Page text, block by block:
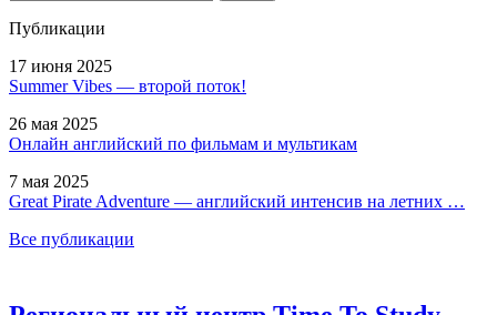
Публикации
17 июня 2025
Summer Vibes — второй поток!
26 мая 2025
Онлайн английский по фильмам и мультикам
7 мая 2025
Great Pirate Adventure — английский интенсив на летних …
Все публикации